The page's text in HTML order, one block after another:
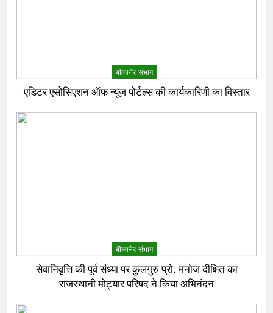
बीकानेर संभाग
एडिटर एसोसिएशन ऑफ न्यूज़ पोर्टल्स की कार्यकारिणी का विस्तार
बीकानेर संभाग
सेवानिवृत्ति की पूर्व संध्या पर कुलगुरु प्रो. मनोज दीक्षित का
राजस्थानी मोट्यार परिषद ने किया अभिनंदन